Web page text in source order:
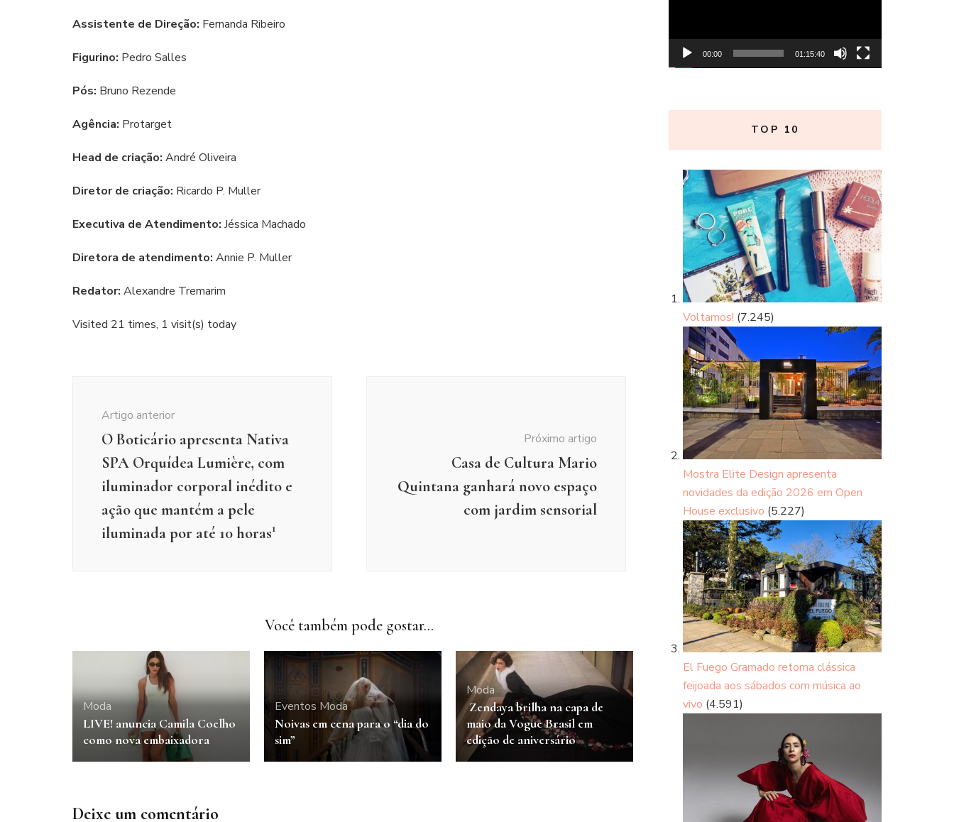
Assistente de Direção: Fernanda Ribeiro
Figurino: Pedro Salles
Pós: Bruno Rezende
Agência: Protarget
Head de criação: André Oliveira
Diretor de criação: Ricardo P. Muller
Executiva de Atendimento: Jéssica Machado
Diretora de atendimento: Annie P. Muller
Redator: Alexandre Tremarim
Visited 21 times, 1 visit(s) today
Artigo anterior
O Boticário apresenta Nativa
SPA Orquídea Lumière, com
iluminador corporal inédito e
ação que mantém a pele
iluminada por até 10 horas¹
Próximo artigo
Casa de Cultura Mario
Quintana ganhará novo espaço
com jardim sensorial
Você também pode gostar...
Moda
LIVE! anuncia Camila Coelho
como nova embaixadora
Eventos Moda
Noivas em cena para o “dia do
sim”
Moda
Zendaya brilha na capa de
maio da Vogue Brasil em
edição de aniversário
Deixe um comentário
00:00 01:15:40
TOP 10
Voltamos! (7.245)
Mostra Elite Design apresenta
novidades da edição 2026 em Open
House exclusivo (5.227)
El Fuego Gramado retoma clássica
feijoada aos sábados com música ao
vivo (4.591)